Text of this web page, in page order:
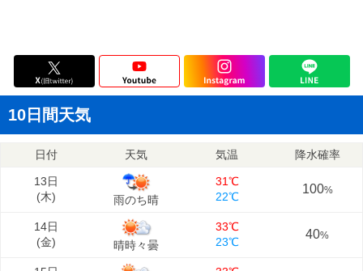
10日間天気
日付 天気 気温 降水確率
13日
(木) 雨のち晴
31℃
22℃
100%
14日
(金) 晴時々曇
33℃
23℃
40%